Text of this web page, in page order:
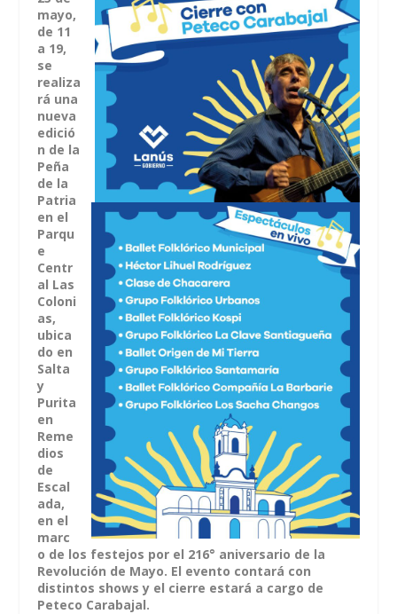
mayo,
de 11
a 19,
se
realiza
rá una
nueva
edició
n de la
Peña
de la
Patria
en el
Parqu
e
Centr
al Las
Coloni
as,
ubica
do en
Salta
y
Purita
en
Reme
dios
de
Escal
ada,
en el
marc
o de los festejos por el 216° aniversario de la
Revolución de Mayo. El evento contará con
distintos shows y el cierre estará a cargo de
Peteco Carabajal.